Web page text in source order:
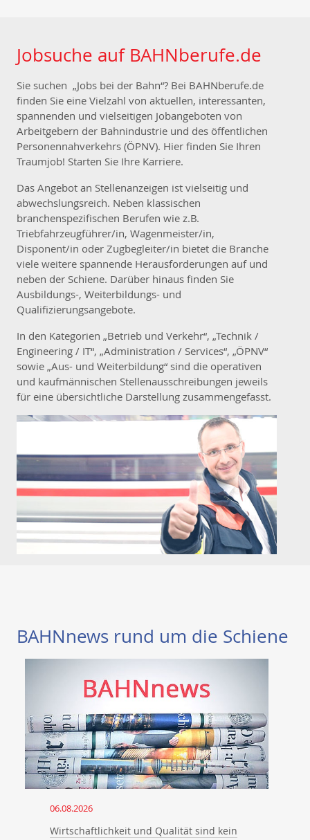
Jobsuche auf BAHNberufe.de
Sie suchen „Jobs bei der Bahn“? Bei BAHNberufe.de
finden Sie eine Vielzahl von aktuellen, interessanten,
spannenden und vielseitigen Jobangeboten von
Arbeitgebern der Bahnindustrie und des öffentlichen
Personennahverkehrs (ÖPNV). Hier finden Sie Ihren
Traumjob! Starten Sie Ihre Karriere.
Das Angebot an Stellenanzeigen ist vielseitig und
abwechslungsreich. Neben klassischen
branchenspezifischen Berufen wie z.B.
Triebfahrzeugführer/in, Wagenmeister/in,
Disponent/in oder Zugbegleiter/in bietet die Branche
viele weitere spannende Herausforderungen auf und
neben der Schiene. Darüber hinaus finden Sie
Ausbildungs-, Weiterbildungs- und
Qualifizierungsangebote.
In den Kategorien „Betrieb und Verkehr“, „Technik /
Engineering / IT“, „Administration / Services“, „ÖPNV“
sowie „Aus- und Weiterbildung“ sind die operativen
und kaufmännischen Stellenausschreibungen jeweils
für eine übersichtliche Darstellung zusammengefasst.
BAHNnews rund um die Schiene
06.08.2026
Wirtschaftlichkeit und Qualität sind kein